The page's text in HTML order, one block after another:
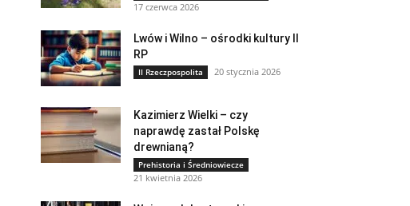
17 czerwca 2026
Lwów i Wilno – ośrodki kultury II
RP
II Rzeczpospolita 20 stycznia 2026
Kazimierz Wielki – czy
naprawdę zastał Polskę
drewnianą?
Prehistoria i Średniowiecze
21 kwietnia 2026